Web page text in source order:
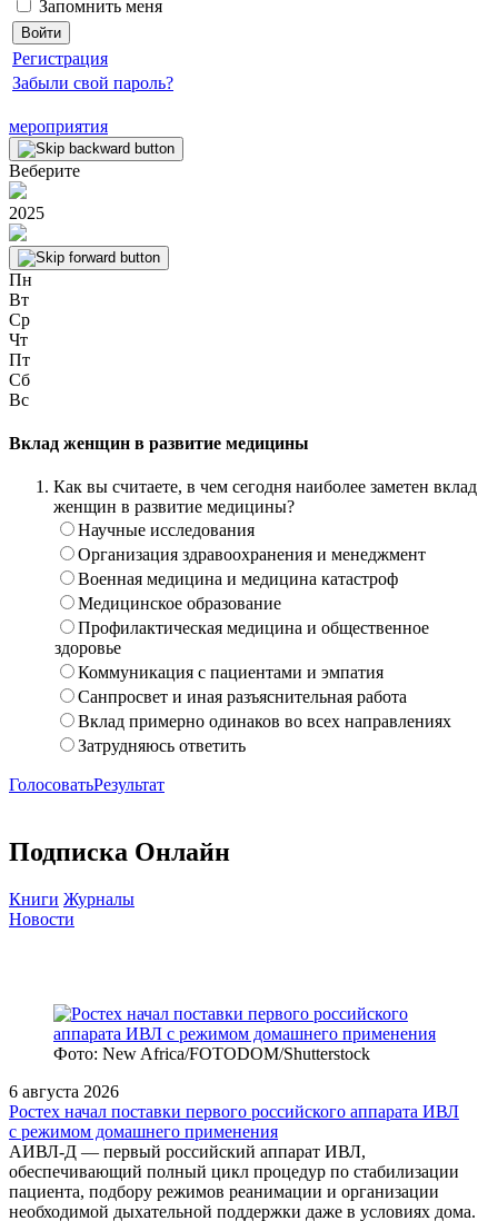
Запомнить меня
Регистрация
Забыли свой пароль?
мероприятия
Веберите
2025
Пн
Вт
Ср
Чт
Пт
Сб
Вс
Вклад женщин в развитие медицины
Как вы считаете, в чем сегодня наиболее заметен вклад
женщин в развитие медицины?
Научные исследования
Организация здравоохранения и менеджмент
Военная медицина и медицина катастроф
Медицинское образование
Профилактическая медицина и общественное
здоровье
Коммуникация с пациентами и эмпатия
Санпросвет и иная разъяснительная работа
Вклад примерно одинаков во всех направлениях
Затрудняюсь ответить
ГолосоватьРезультат
Подписка Онлайн
Книги Журналы
Новости
Фото: New Africa/FOTODOM/Shutterstock
6 августа 2026
Ростех начал поставки первого российского аппарата ИВЛ
с режимом домашнего применения
АИВЛ‑Д — первый российский аппарат ИВЛ,
обеспечивающий полный цикл процедур по стабилизации
пациента, подбору режимов реанимации и организации
необходимой дыхательной поддержки даже в условиях дома.